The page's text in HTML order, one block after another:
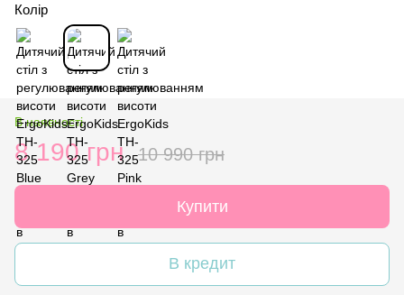
Колір
В наявності
8 190 грн 10 990 грн
Купити
В кредит